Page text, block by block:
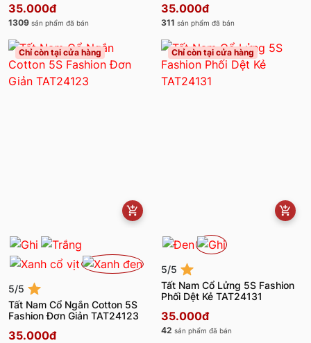
35.000đ
1309 sản phẩm đã bán
35.000đ
311 sản phẩm đã bán
Chỉ còn tại cửa hàng
5/5
Tất Nam Cổ Ngắn Cotton 5S
Fashion Đơn Giản TAT24123
35.000đ
Chỉ còn tại cửa hàng
5/5
Tất Nam Cổ Lửng 5S Fashion
Phối Dệt Kẻ TAT24131
35.000đ
42 sản phẩm đã bán